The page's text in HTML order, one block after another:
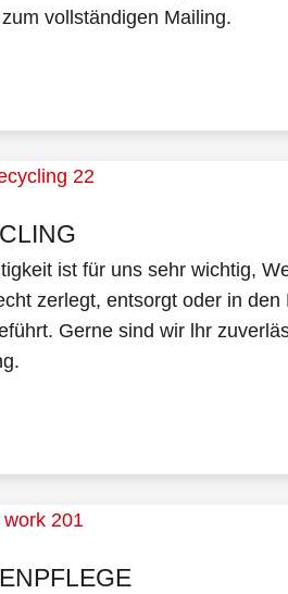
vollständigen Mailing.
ist für uns sehr wichtig,
zerlegt, entsorgt oder in den
Gerne sind wir lhr